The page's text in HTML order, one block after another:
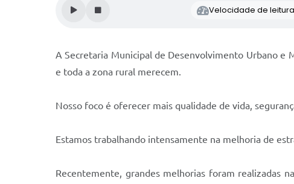
Velocidade de
A Secretaria Municipal de Desenvolvimento Urbano e
e toda a zona rural merecem.
Nosso foco é oferecer mais qualidade de vida,
Estamos trabalhando intensamente na melhoria de
Recentemente, grandes melhorias foram realizadas